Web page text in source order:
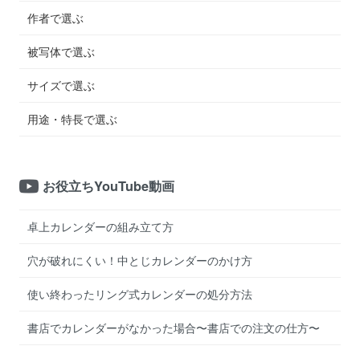
作者で選ぶ
被写体で選ぶ
サイズで選ぶ
用途・特長で選ぶ
お役立ちYouTube動画
卓上カレンダーの組み立て方
穴が破れにくい！中とじカレンダーのかけ方
使い終わったリング式カレンダーの処分方法
書店でカレンダーがなかった場合〜書店での注文の仕方〜